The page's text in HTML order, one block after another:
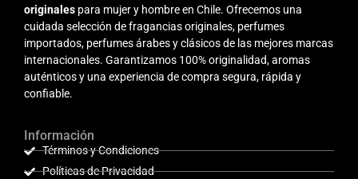
originales para mujer y hombre en Chile. Ofrecemos una
cuidada selección de fragancias originales, perfumes
importados, perfumes árabes y clásicos de las mejores marcas
internacionales. Garantizamos 100% originalidad, aromas
auténticos y una experiencia de compra segura, rápida y
confiable.
Información
Términos y Condiciones
Políticas de Privacidad